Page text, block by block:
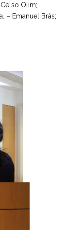
Olim;
– Emanuel Brás;